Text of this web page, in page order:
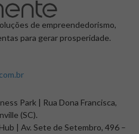
de empreendedorismo,
para gerar prosperidade.
Park | Rua Dona Francisca,
(SC).
| Av. Sete de Setembro, 496 –